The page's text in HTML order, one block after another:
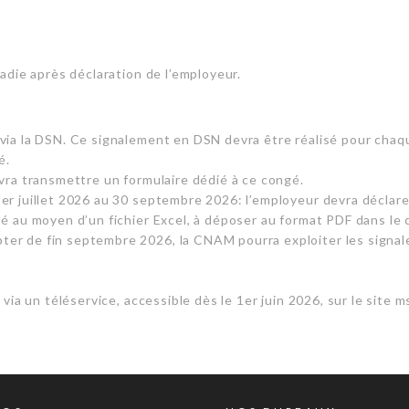
après déclaration de l’employeur.
la DSN. Ce signalement en DSN devra être réalisé pour
transmettre un formulaire dédié à ce congé.
juillet 2026 au 30 septembre 2026: l’employeur devra
moyen d’un fichier Excel, à déposer au format PDF dans le
de fin septembre 2026, la CNAM pourra exploiter les
un téléservice, accessible dès le 1er juin 2026, sur le site